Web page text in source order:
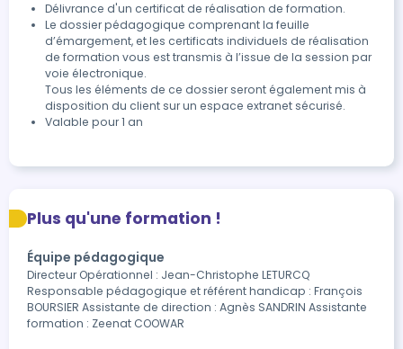
Délivrance d'un certificat de réalisation de formation.
Le dossier pédagogique comprenant la feuille
d’émargement, et les certificats individuels de réalisation
de formation vous est transmis à l’issue de la session par
voie électronique.
Tous les éléments de ce dossier seront également mis à
disposition du client sur un espace extranet sécurisé.
Valable pour 1 an
Plus qu'une formation !
Équipe pédagogique
Directeur Opérationnel : Jean-Christophe LETURCQ
Responsable pédagogique et référent handicap : François
BOURSIER Assistante de direction : Agnès SANDRIN Assistante
formation : Zeenat COOWAR